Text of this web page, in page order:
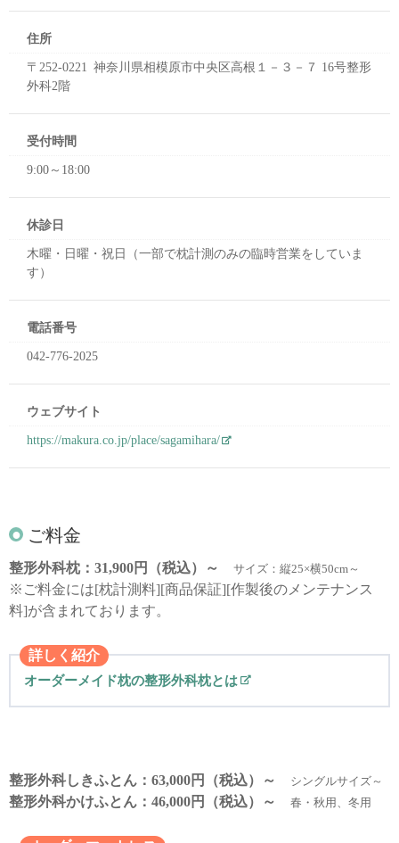
住所
〒252-0221 神奈川県相模原市中央区高根１－３－７ 16号整形
外科2階
受付時間
9:00～18:00
休診日
木曜・日曜・祝日（一部で枕計測のみの臨時営業をしていま
す）
電話番号
042-776-2025
ウェブサイト
https://makura.co.jp/place/sagamihara/
ご料金
整形外科枕：31,900円（税込）～ サイズ：縦25×横50cm～
※ご料金には[枕計測料][商品保証][作製後のメンテナンス
料]が含まれております。
詳しく紹介
オーダーメイド枕の整形外科枕とは
整形外科しきふとん：63,000円（税込）～ シングルサイズ～
整形外科かけふとん：46,000円（税込）～ 春・秋用、冬用